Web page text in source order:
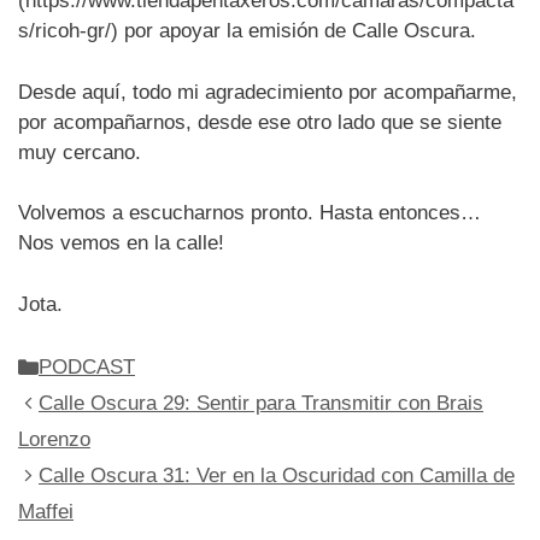
s/ricoh-gr/) por apoyar la emisión de Calle Oscura.
Desde aquí, todo mi agradecimiento por acompañarme,
por acompañarnos, desde ese otro lado que se siente
muy cercano.
Volvemos a escucharnos pronto. Hasta entonces…
Nos vemos en la calle!
Jota.
Categorías
PODCAST
Calle Oscura 29: Sentir para Transmitir con Brais
Lorenzo
Calle Oscura 31: Ver en la Oscuridad con Camilla de
Maffei